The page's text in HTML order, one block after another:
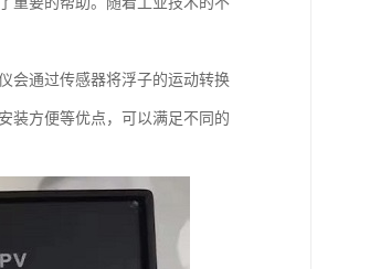
会通过传感器将浮子的运动转换
装方便等优点，可以满足不同的